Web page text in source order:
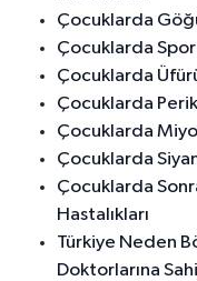
Çocuklarda
Çocuklarda
Çocuklarda
Çocuklarda
Çocuklarda
Çocuklarda
Çocuklarda
Hastalıkları
Türkiye Neden
Doktorlarına